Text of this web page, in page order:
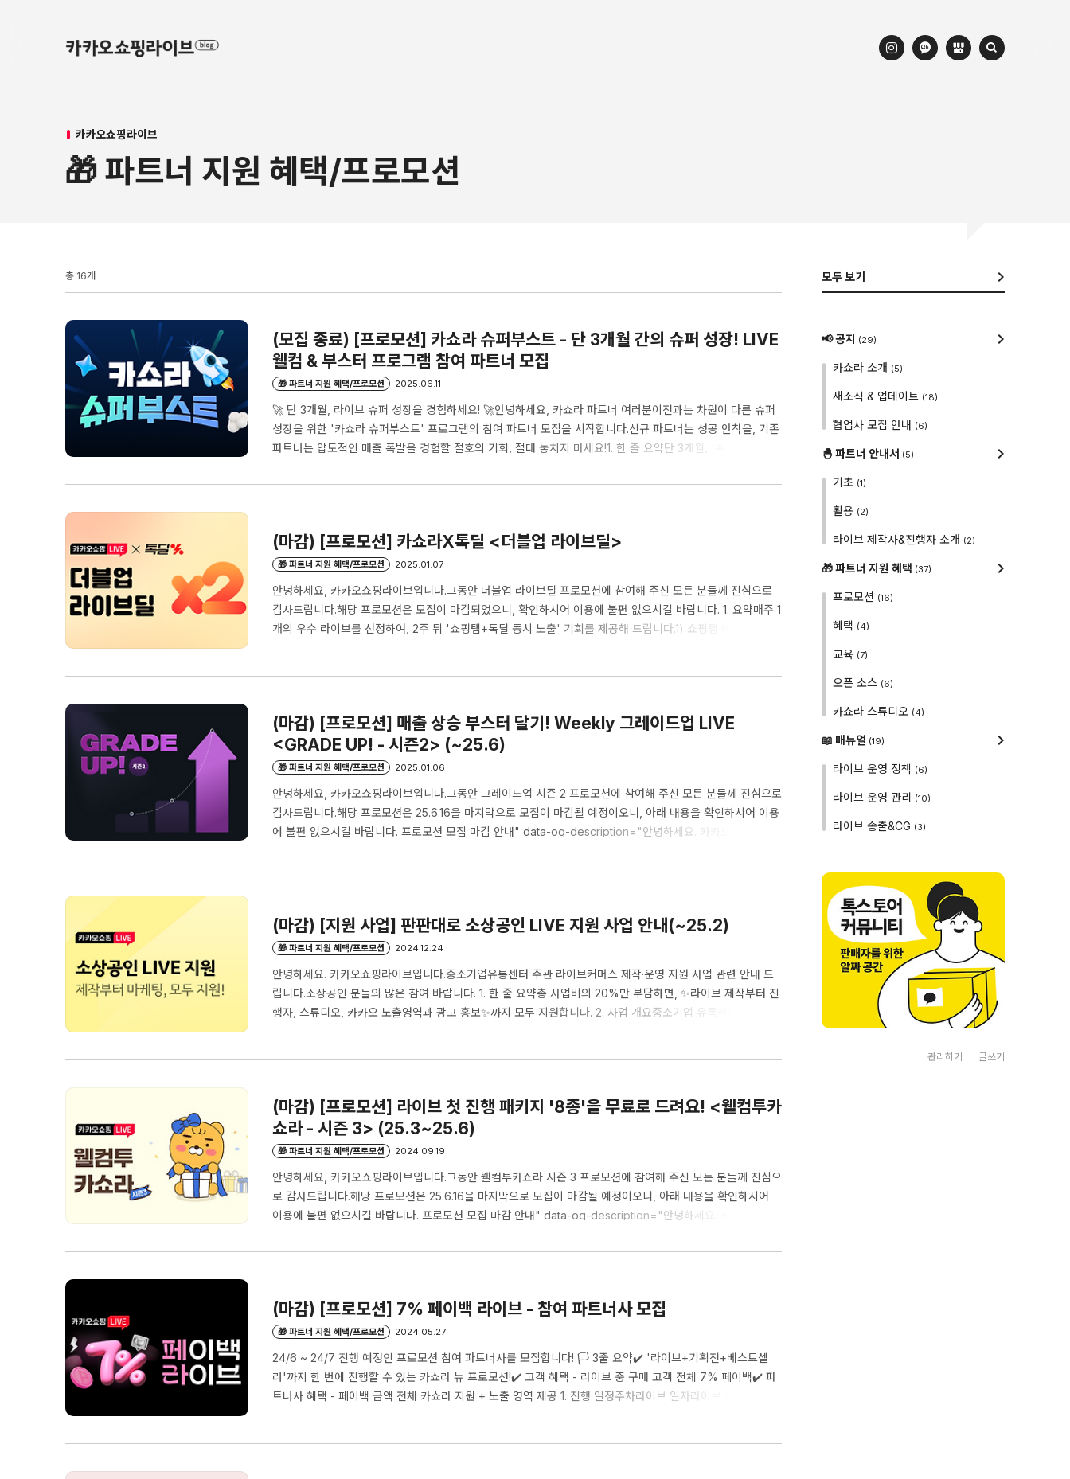
쇼핑라이브
파트너스라이브
카카오쇼핑라이브
🎁 파트너 지원 혜택/프로모션
총 16개
(모집 종료) [프로모션] 카쇼라 슈퍼부스트 - 단 3개월 간의 슈퍼 성장! LIVE
웰컴 & 부스터 프로그램 참여 파트너 모집
🎁 파트너 지원 혜택/프로모션 2025.06.11
🚀 단 3개월, 라이브 슈퍼 성장을 경험하세요! 🚀안녕하세요, 카쇼라 파트너 여러분이전과는 차원이 다른 슈퍼
성장을 위한 '카쇼라 슈퍼부스트' 프로그램의 참여 파트너 모집을 시작합니다.신규 파트너는 성공 안착을, 기존
파트너는 압도적인 매출 폭발을 경험할 절호의 기회, 절대 놓치지 마세요!1. 한 줄 요약단 3개월, '수수료 인하 +
수수료 인하(10% → 7.7%)🏆 라이브 중 5% 할인 쿠폰 제공🏆 카카오톡 쇼핑탭 노출 기회🏆 신규 파트너 대
(마감) [프로모션] 카쇼라X톡딜 <더블업 라이브딜>
🎁 파트너 지원 혜택/프로모션 2025.01.07
안녕하세요, 카카오쇼핑라이브입니다.그동안 더블업 라이브딜 프로모션에 참여해 주신 모든 분들께 진심으로
감사드립니다.해당 프로모션은 모집이 마감되었으니, 확인하시어 이용에 불편 없으시길 바랍니다. 1. 요약매주 1
개의 우수 라이브를 선정하여, 2주 뒤 '쇼핑탭+톡딜 동시 노출' 기회를 제공해 드립니다.1) 쇼핑탭 메인 플레이
(마감) [프로모션] 매출 상승 부스터 달기! Weekly 그레이드업 LIVE
<GRADE UP! - 시즌2> (~25.6)
🎁 파트너 지원 혜택/프로모션 2025.01.06
안녕하세요, 카카오쇼핑라이브입니다.그동안 그레이드업 시즌 2 프로모션에 참여해 주신 모든 분들께 진심으로
감사드립니다.해당 프로모션은 25.6.16을 마지막으로 모집이 마감될 예정이오니, 아래 내용을 확인하시어 이용
에 불편 없으시길 바랍니다. 프로모션 모집 마감 안내" data-og-description="안녕하세요. 카카오쇼핑라이
정- 참여 신청 마감 : 2025년 6월 16일 (월)까지- 마지막 " data-og-
(마감) [지원 사업] 판판대로 소상공인 LIVE 지원 사업 안내(~25.2)
🎁 파트너 지원 혜택/프로모션 2024.12.24
안녕하세요. 카카오쇼핑라이브입니다.중소기업유통센터 주관 라이브커머스 제작·운영 지원 사업 관련 안내 드
립니다.소상공인 분들의 많은 참여 바랍니다. 1. 한 줄 요약총 사업비의 20%만 부담하면, ✨라이브 제작부터 진
행자, 스튜디오, 카카오 노출영역과 광고 홍보✨까지 모두 지원합니다. 2. 사업 개요중소기업 유통센터(판판대
(마감) [프로모션] 라이브 첫 진행 패키지 '8종'을 무료로 드려요! <웰컴투카
쇼라 - 시즌 3> (25.3~25.6)
🎁 파트너 지원 혜택/프로모션 2024.09.19
안녕하세요, 카카오쇼핑라이브입니다.그동안 웰컴투카쇼라 시즌 3 프로모션에 참여해 주신 모든 분들께 진심으
로 감사드립니다.해당 프로모션은 25.6.16을 마지막으로 모집이 마감될 예정이오니, 아래 내용을 확인하시어
이용에 불편 없으시길 바랍니다. 프로모션 모집 마감 안내" data-og-description="안녕하세요. 카카오쇼핑
일정- 참여 신청 마감 : 2025년 6월 16일 (월)까지- 마지막 " data-og-
(마감) [프로모션] 7% 페이백 라이브 - 참여 파트너사 모집
🎁 파트너 지원 혜택/프로모션 2024.05.27
24/6 ~ 24/7 진행 예정인 프로모션 참여 파트너사를 모집합니다! 🏳 3줄 요약✔️ '라이브+기획전+베스트셀
러'까지 한 번에 진행할 수 있는 카쇼라 뉴 프로모션!✔️ 고객 혜택 - 라이브 중 구매 고객 전체 7% 페이백✔️ 파
트너사 혜택 - 페이백 금액 전체 카쇼라 지원 + 노출 영역 제공 1. 진행 일정주차라이브 일자라이브 노출 판매
모두 보기
📢 공지 (29)
카쇼라 소개 (5)
새소식 & 업데이트 (18)
협업사 모집 안내 (6)
🐣 파트너 안내서 (5)
기초 (1)
활용 (2)
라이브 제작사&진행자 소개 (2)
🎁 파트너 지원 혜택 (37)
프로모션 (16)
혜택 (4)
교육 (7)
오픈 소스 (6)
카쇼라 스튜디오 (4)
📖 매뉴얼 (19)
라이브 운영 정책 (6)
라이브 운영 관리 (10)
라이브 송출&CG (3)
관리하기 글쓰기